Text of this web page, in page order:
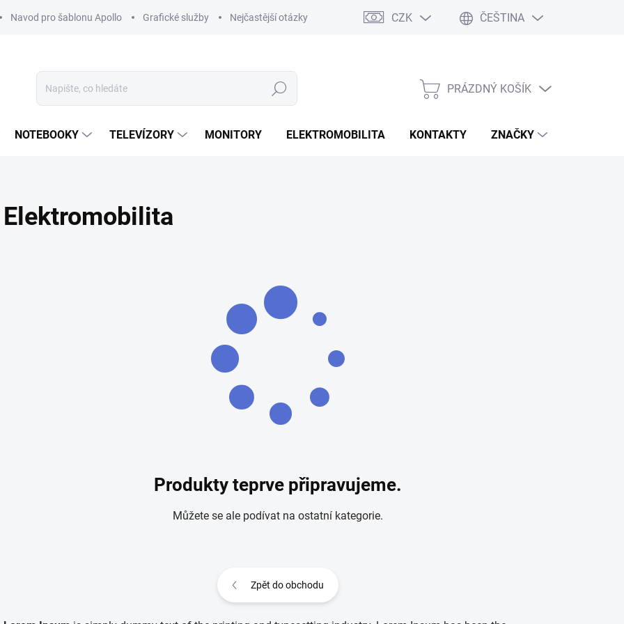
Navod pro šablonu Apollo Grafické služby Nejčastější otázky Rozmery bannerov Obchodné podmienky
CZK ČEŠTINA
Hledat
NÁKUPNÍ
PRÁZDNÝ KOŠÍK
NOTEBOOKY TELEVÍZORY MONITORY ELEKTROMOBILITA KONTAKTY ZNAČKY
Elektromobilita
Produkty teprve připravujeme.
Můžete se ale podívat na ostatní kategorie.
Zpět do obchodu